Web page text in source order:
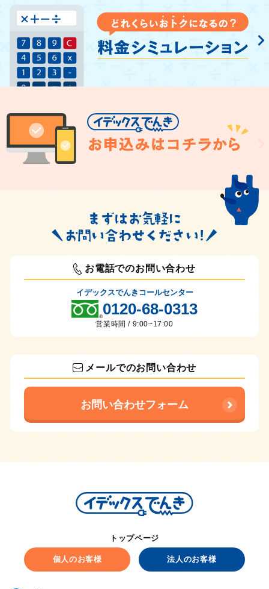
お電話でのお問い合わせ
イデックスでんきコールセンター
0120-68-0313
営業時間 / 9:00~17:00
メールでのお問い合わせ
お問い合わせフォーム
トップページ
個人のお客様 法人のお客様